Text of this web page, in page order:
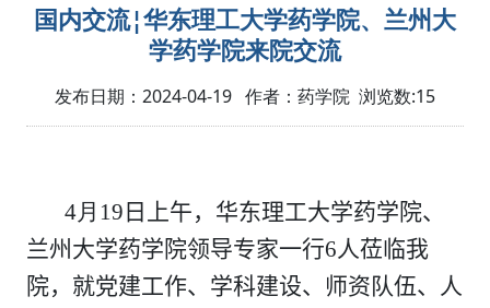
国内交流¦华东理工大学药学院、兰州大
学药学院来院交流
发布日期：2024-04-19 作者：药学院 浏览数:15
4月 19 日 上午， 华东理工大学药学院、
兰州大学药学院领导专家一行6人莅临我
院， 就党建工作、学科建设、师资队伍、人